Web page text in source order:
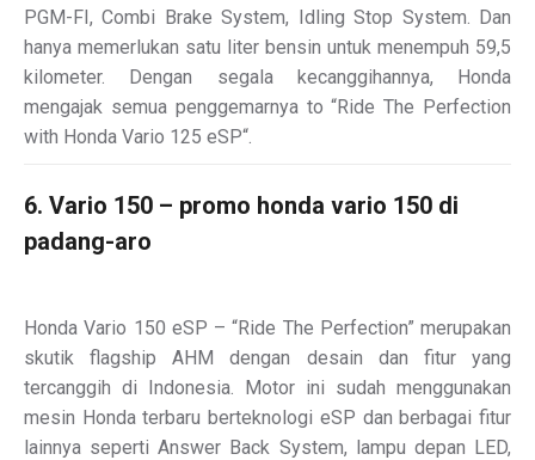
PGM-FI, Combi Brake System, Idling Stop System. Dan
hanya memerlukan satu liter bensin untuk menempuh 59,5
kilometer. Dengan segala kecanggihannya, Honda
mengajak semua penggemarnya to “Ride The Perfection
with Honda Vario 125 eSP“.
6. Vario 150 – promo honda vario 150 di
padang-aro
Honda Vario 150 eSP – “Ride The Perfection” merupakan
skutik flagship AHM dengan desain dan fitur yang
tercanggih di Indonesia. Motor ini sudah menggunakan
mesin Honda terbaru berteknologi eSP dan berbagai fitur
lainnya seperti Answer Back System, lampu depan LED,